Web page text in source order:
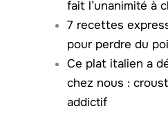
fait l’unanimité à
7 recettes
pour perdre du
Ce plat italien a
chez nous :
addictif